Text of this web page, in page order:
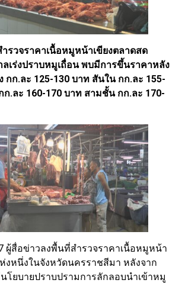
รวจราคาเนื้อหมูหน้าเขียงตลาดสด
เร่งปราบหมูเถื่อน พบมีการขึ้นราคาหลัง
กก.ละ 125-130 บาท สันใน กก.ละ 155-
.ละ 160-170 บาท สามชั้น กก.ละ 170-
ผู้สื่อข่าวลงพื้นที่สำรวจราคาเนื้อหมูหน้า
งหนึ่งในจังหวัดนครราชสีมา หลังจาก
โยบายปราบปรามการลักลอบนำเข้าหมู